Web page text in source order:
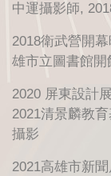
中運攝影師,
2018衛武營開
雄市立圖書館
2020 屏東設計
2021清景麟教
攝影
2021高雄市新